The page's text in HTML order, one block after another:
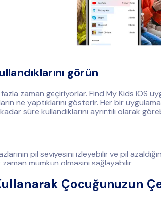
görün
zaman geçiriyorlar. Find My Kids iOS
ne yaptıklarını gösterir. Her bir
süre kullandıklarını ayrıntılı olarak
pil seviyesini izleyebilir ve pil
mümkün olmasını sağlayabilir.
Çocuğunuzun